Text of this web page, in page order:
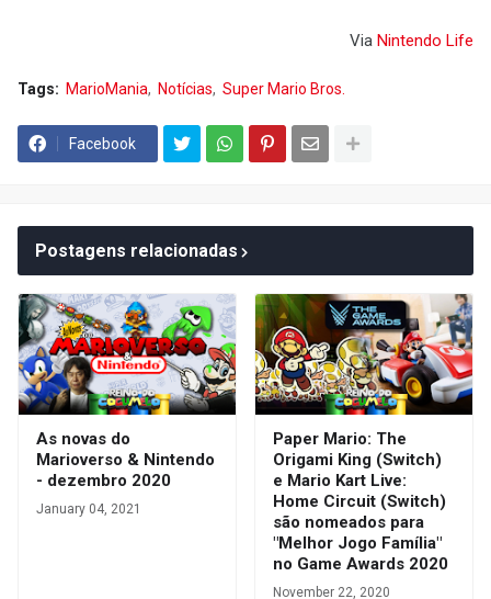
Via Nintendo Life
Tags: MarioMania Notícias Super Mario Bros.
Facebook
Postagens relacionadas
As novas do
Marioverso & Nintendo
- dezembro 2020
January 04, 2021
Paper Mario: The
Origami King (Switch)
e Mario Kart Live:
Home Circuit (Switch)
são nomeados para
"Melhor Jogo Família"
no Game Awards 2020
November 22, 2020